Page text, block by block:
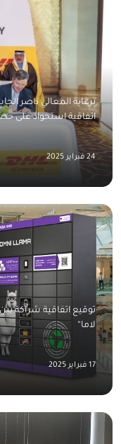
برعاية المعالي ناصر
اتفاقية استحواذ على
24 فبراير 2025
توقيع اتفاقية شراكة
لاما“
17 فبراير 2025